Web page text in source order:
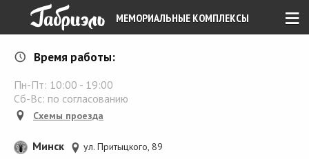
≡
МЕМОРИАЛЬНЫЕ КОМПЛЕКСЫ
Время работы:
Пн-Пт: 10:00 - 19:00
Сб-Вс: по согласованию
Схемы проезда
Минск ул. Притыцкого, 89